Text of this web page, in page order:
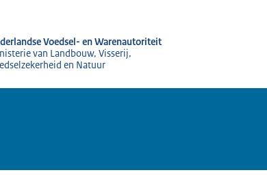
Voedsel- en Warenautoriteit
van Landbouw, Visserij,
en Natuur